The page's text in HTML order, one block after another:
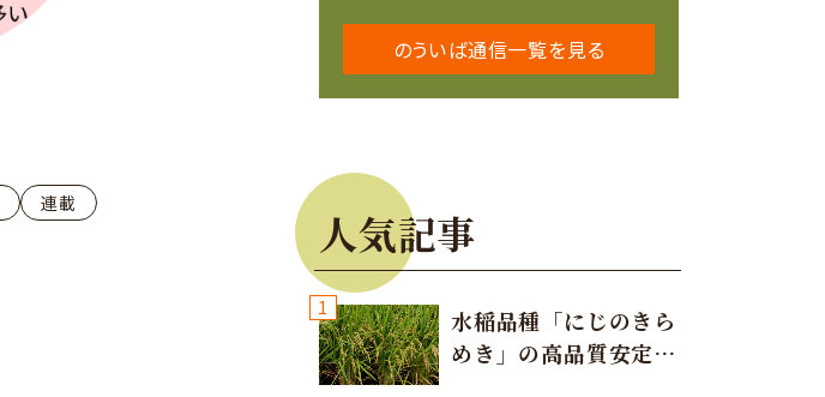
連載
のういば通信一覧を見る
人気記事
1
水稲品種「にじのきら
めき」の高品質安定多